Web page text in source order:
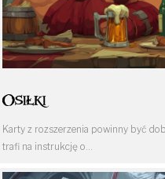
Osiłki
Karty z rozszerzenia powinny być
trafi na instrukcję o…